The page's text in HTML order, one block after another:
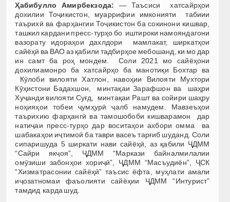
Ҳабибулло Амирбекзода: — Таъсиси хатсайрҳои
дохилии Тоҷикистон, муаррифии имконияти табиии
таърихӣ ва фарҳангии Тоҷикистон ба сокинони кишвар,
ташкил кардани пресс-турҳо бо иштироки намояндагони
вазорату идораҳои дахлдори мамлакат, ширкатҳои
сайёҳӣ ва ВАО аз қабили тадбирҳое мебошанд, ки мо дар
ин самт ба роҳ мондем. Соли 2021 мо сайёҳони
дохилиамонро ба хатсайрҳо ба манотиқи Бохтар ва
Кӯлоби вилояти Хатлон, навоҳии Вилояти Мухтори
Кӯҳистони Бадахшон, минтақаи Зарафшон ва шаҳри
Хуҷанди вилояти Суғд, минтақаи Рашт ва сойири шаҳру
ноҳияҳои тобеи ҷумҳурӣ ҷалб намудем. Мавзеъҳои
таърихию фарҳангӣ ва тамошобоби кишварамон дар
натиҷаи пресс-турҳо дар воситаҳои ахбори омма ва
шабакаҳои иҷтимоӣ ба таври васеъ тарғиб шуданд. Соли
сипаришуда 5 ширкати нави сайёҳӣ, аз қабили ҶДММ
“Сайри якҷоя”, ҶДММ “Маркази байналмилалии
омӯзиши забонҳои хориҷӣ”, ҶДММ “Масъудиён”, ҶСК
“Хизматрасонии сайёҳӣ” таъсис ёфта, муҳлати амали
иҷозатномаи фаъолияти сайёҳии ҶДММ “Интурист”
тамдид карда шуд.